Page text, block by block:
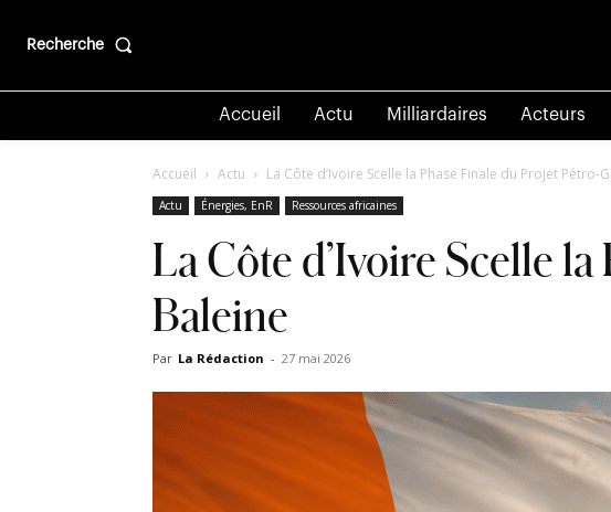
Recherche
Accueil Actu Milliardaires Acteurs
Accueil Actu La Côte d’Ivoire Scelle la Phase Finale du Projet Pétro-
Actu Énergies, EnR Ressources africaines
La Côte d’Ivoire Scelle
Baleine
Par La Rédaction - 27 mai 2026